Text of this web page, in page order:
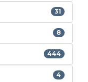
31
8
444
4